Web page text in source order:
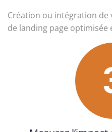
Création ou intégration de
de landing page